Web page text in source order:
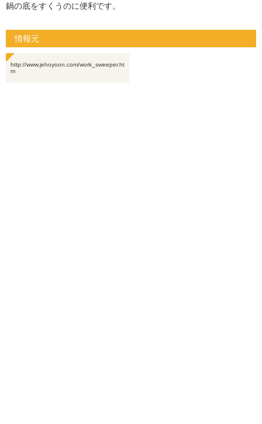
鍋の底をすくうのに便利です。
情報元
http://www.jehoyoon.com/work_sweeper.ht
m